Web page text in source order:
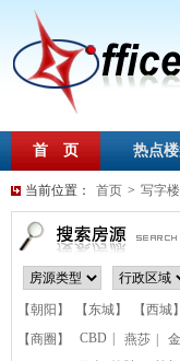
首 页 热点
当前位置： 首页 > 写字楼
【朝阳】 【东城】 【西城】
【商圈】
CBD 燕莎